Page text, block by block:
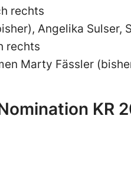
rechts
Angelika Sulser,
rechts
Marty Fässler
KR